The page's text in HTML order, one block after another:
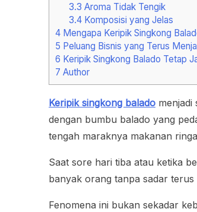
3.3 Aroma Tidak Tengik
3.4Komposisi yang Jelas
4 Mengapa Keripik Singkong
5 Peluang Bisnis yang Terus
6 Keripik Singkong Balado Tetap
7 Author
Keripik singkong balado
dengan bumbu balado yang
tengah maraknya makanan
Saat sore hari tiba atau ketika
banyak orang tanpa sadar
Fenomena ini bukan sekadar